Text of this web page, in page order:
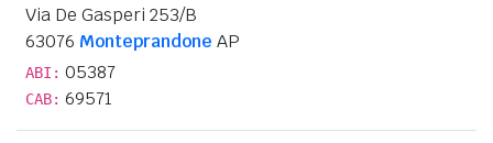
Via De Gasperi 253/B
63076 Monteprandone AP
ABI: 05387
CAB: 69571